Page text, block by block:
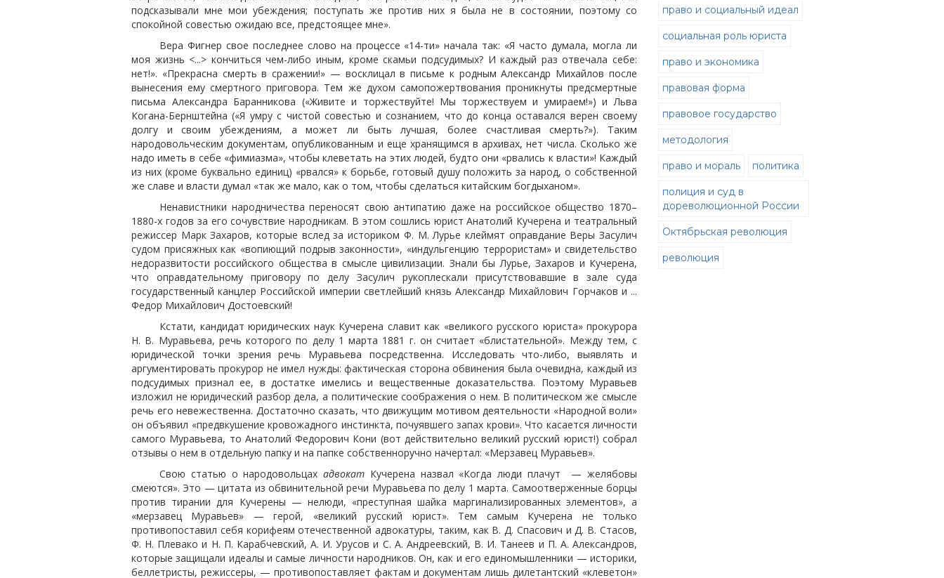
подсказывали мне мои убеждения; поступать же против них я была не в состоянии, поэтому со
спокойной совестью ожидаю все, предстоящее мне».
Вера Фигнер свое последнее слово на процессе «14-ти» начала так: «Я часто думала, могла ли
моя жизнь <...> кончиться чем-либо иным, кроме скамьи подсудимых? И каждый раз отвечала себе:
нет!». «Прекрасна смерть в сражении!» — восклицал в письме к родным Александр Михайлов после
вынесения ему смертного приговора. Тем же духом самопожертвования проникнуты предсмертные
письма Александра Баранникова («Живите и торжествуйте! Мы торжествуем и умираем!») и Льва
Когана-Бернштейна («Я умру с чистой совестью и сознанием, что до конца оставался верен своему
долгу и своим убеждениям, а может ли быть лучшая, более счастливая смерть?»). Таким
народовольческим документам, опубликованным и еще хранящимся в архивах, нет числа. Сколько же
надо иметь в себе «фимиазма», чтобы клеветать на этих людей, будто они «рвались к власти»! Каждый
из них (кроме буквально единиц) «рвался» к борьбе, готовый душу положить за народ, о собственной
же славе и власти думал «так же мало, как о том, чтобы сделаться китайским богдыханом».
Ненавистники народничества переносят свою антипатию даже на российское общество 1870–
1880-х годов за его сочувствие народникам. В этом сошлись юрист Анатолий Кучерена и театральный
режиссер Марк Захаров, которые вслед за историком Ф. М. Лурье клеймят оправдание Веры Засулич
судом присяжных как «вопиющий подрыв законности», «индульгенцию террористам» и свидетельство
недоразвитости российского общества в смысле цивилизации. Знали бы Лурье, Захаров и Кучерена,
что оправдательному приговору по делу Засулич рукоплескали присутствовавшие в зале суда
государственный канцлер Российской империи светлейший князь Александр Михайлович Горчаков и ...
Федор Михайлович Достоевский!
Кстати, кандидат юридических наук Кучерена славит как «великого русского юриста» прокурора
Н. В. Муравьева, речь которого по делу 1 марта 1881 г. он считает «блистательной». Между тем, с
юридической точки зрения речь Муравьева посредственна. Исследовать что-либо, выявлять и
аргументировать прокурор не имел нужды: фактическая сторона обвинения была очевидна, каждый из
подсудимых признал ее, в достатке имелись и вещественные доказательства. Поэтому Муравьев
изложил не юридический разбор дела, а политические соображения о нем. В политическом же смысле
речь его невежественна. Достаточно сказать, что движущим мотивом деятельности «Народной воли»
он объявил «предвкушение кровожадного инстинкта, почуявшего запах крови». Что касается личности
самого Муравьева, то Анатолий Федорович Кони (вот действительно великий русский юрист!) собрал
отзывы о нем в отдельную папку и на папке собственноручно начертал: «Мерзавец Муравьев».
Свою статью о народовольцах адвокат Кучерена назвал «Когда люди плачут — желябовы
смеются». Это — цитата из обвинительной речи Муравьева по делу 1 марта. Самоотверженные борцы
против тирании для Кучерены — нелюди, «преступная шайка маргинализированных элементов», а
«мерзавец Муравьев» — герой, «великий русский юрист». Тем самым Кучерена не только
противопоставил себя корифеям отечественной адвокатуры, таким, как В. Д. Спасович и Д. В. Стасов,
Ф. Н. Плевако и Н. П. Карабчевский, А. И. Урусов и С. А. Андреевский, В. И. Танеев и П. А. Александров,
которые защищали идеалы и самые личности народников. Он, как и его единомышленники — историки,
беллетристы, режиссеры, — противопоставляет фактам и документам лишь дилетантский «клеветон»
право и социальный идеал
социальная роль юриста
право и экономика
правовая форма
правовое государство
методология
право и мораль политика
полиция и суд в
дореволюционной России
Октябрьская революция
революция